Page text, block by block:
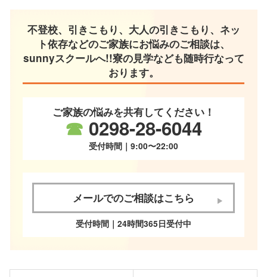
不登校、引きこもり、大人の引きこもり、ネッ
ト依存などのご家族にお悩みのご相談は、
sunnyスクールへ!!寮の見学なども随時行なって
おります。
ご家族の悩みを共有してください！
☎ 0298-28-6044
受付時間｜9:00〜22:00
メールでのご相談はこちら
受付時間｜24時間365日受付中